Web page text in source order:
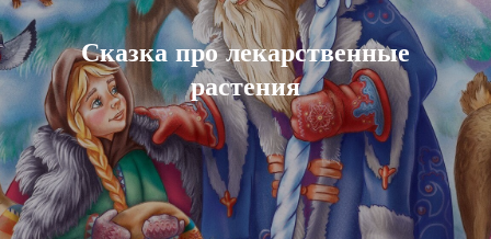
Сказка про лекарственные
растения